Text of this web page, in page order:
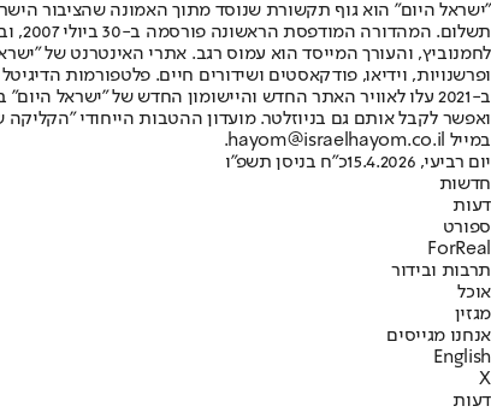
"ישראל היום" הוא גוף תקשורת שנוסד מתוך האמונה שהציבור
ופרשנויות, וידיאו, פודקאסטים ושידורים חיים. פלטפורמות
ב-2021 עלו לאוויר האתר החדש והיישומון החדש של
ואפשר לקבל אותם גם בניוזלטר. מועדון ההטבות הייחודי
במייל hayom@israelhayom.co.il.
יום רביעי, 15.4.2026
כ"ח בניסן תשפ"ו
חדשות
דעות
ספורט
ForReal
תרבות ובידור
אוכל
מגזין
אנחנו מגייסים
English
X
דעות